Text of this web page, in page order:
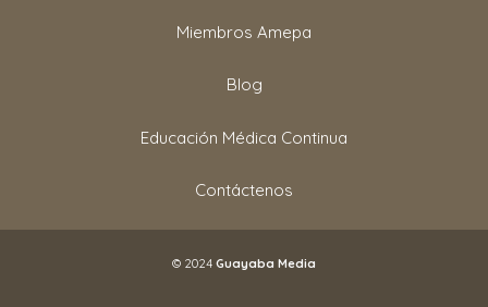
Miembros Amepa
Blog
Educación Médica Continua
Contáctenos
© 2024 Guayaba Media